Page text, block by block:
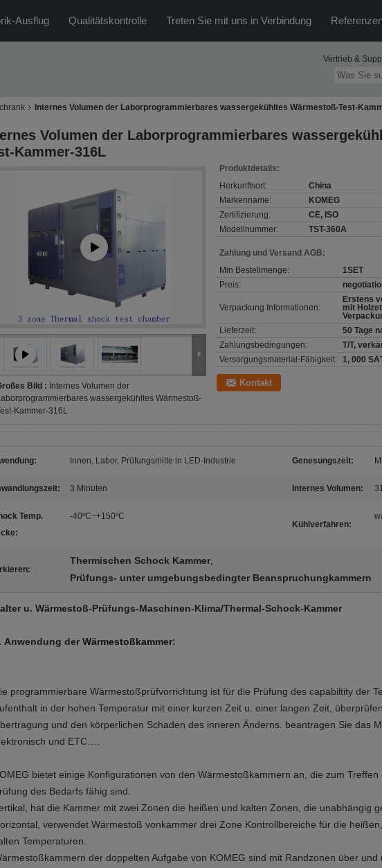
Ausflug Qualitätskontrolle Treten Sie mit uns in Verbindung
Vertrieb &
Internes Volumen der Laborprogrammierbares wassergekühltes Wärmestoß-Test-
Volumen der Laborprogrammierbares
Kammer-316L
Bild : Internes Volumen der
wassergekühltes Wärmestoß-
Kammer-316L
Produktdetails:
Herkunftsort:
China
Markenname:
KOMEG
Zertifizierung:
CE, ISO
Modellnummer:
TST-360A
Zahlung und Versand AGB:
Min Bestellmenge:
1SET
Preis:
Verpackung Informationen:
Erstens
mit
Lieferzeit:
50 Tage
Zahlungsbedingungen:
T/T,
Versorgungsmaterial-Fähigkeit: 1, 000
Kontakt
Innen, Labor, Prüfungsmitte in LED-Industrie Genesungszeit:
3 Minuten Internes Volumen:
Temp.
-40ºC~+150ºC
Kühlverfahren:
Thermischen Schock Kammer,
Prüfungs- unter umgebungsbedingter Beanspruchungkammern
u. Wärmestoß-Prüfungs-Maschinen-Klima/Thermal-Schock-Kammer
Anwendung der Wärmestoßkammer:
programmierbare Wärmestoßprüfvorrichtung ist für die Prüfung des capabiltity der
in der hohen Temperatur mit einer kurzen Zeit u. einer langen Zeit,
und den körperlichen Schaden des inneren Änderns. beantragen Sie das
und ETC….
bietet einige Konfigurationen von den Wärmestoßkammern an, die zum
des Bedarfs fähig sind.
hat die Kammer mit zwei Zonen die heißen und kalten Zonen, die unabhängig
verwendet Wärmestoß vonkammer drei Zone Kontrollbereiche für die
Temperaturen.
der doppelten Aufgabe von KOMEG sind mit Randzonen über und